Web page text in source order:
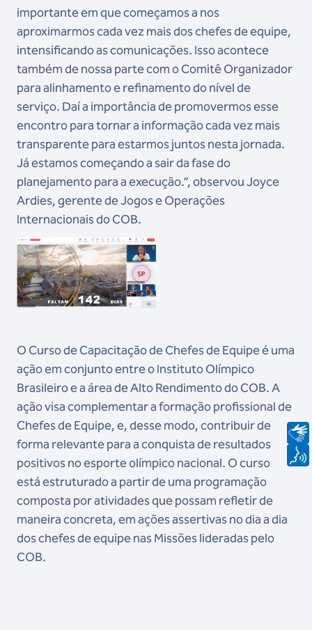
importante em que começamos a nos
aproximarmos cada vez mais dos chefes de equipe,
intensificando as comunicações. Isso acontece
também de nossa parte com o Comitê Organizador
para alinhamento e refinamento do nível de
serviço. Daí a importância de promovermos esse
encontro para tornar a informação cada vez mais
transparente para estarmos juntos nesta jornada.
Já estamos começando a sair da fase do
planejamento para a execução.”, observou Joyce
Ardies, gerente de Jogos e Operações
Internacionais do COB.
O Curso de Capacitação de Chefes de Equipe é uma
ação em conjunto entre o Instituto Olímpico
Brasileiro e a área de Alto Rendimento do COB. A
ação visa complementar a formação profissional de
Chefes de Equipe, e, desse modo, contribuir de
forma relevante para a conquista de resultados
positivos no esporte olímpico nacional. O curso
está estruturado a partir de uma programação
composta por atividades que possam refletir de
maneira concreta, em ações assertivas no dia a dia
dos chefes de equipe nas Missões lideradas pelo
COB.